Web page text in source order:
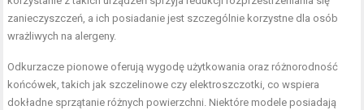
zanieczyszczeń, a ich posiadanie jest szczególnie korzystne dla osób
wrażliwych na alergeny.
Odkurzacze pionowe oferują wygodę użytkowania oraz różnorodność
końcówek, takich jak szczelinowe czy elektroszczotki, co wspiera
dokładne sprzątanie różnych powierzchni. Niektóre modele posiadają